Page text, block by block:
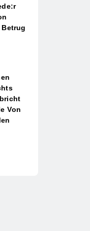
Betrug
Von